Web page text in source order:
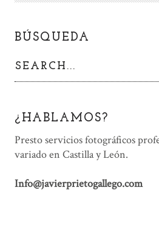
BÚSQUEDA
¿HABLAMOS?
Presto servicios fotográficos
variado en Castilla y León.
Info@javierprietogallego.com